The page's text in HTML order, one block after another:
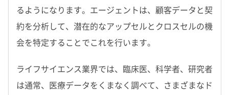
るようになります。エージェントは、顧客データと契
約を分析して、潜在的なアップセルとクロスセルの機
会を特定することでこれを行います。
ライフサイエンス業界では、臨床医、科学者、研究者
は通常、医療データをくまなく調べて、さまざまなド